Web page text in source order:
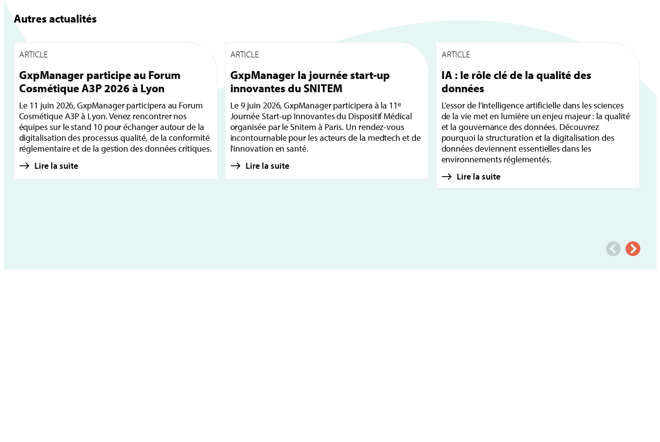
Autres actualités
ARTICLE
GxpManager participe au Forum
Cosmétique A3P 2026 à Lyon
Le 11 juin 2026, GxpManager participera au Forum
Cosmétique A3P à Lyon. Venez rencontrer nos
équipes sur le stand 10 pour échanger autour de la
digitalisation des processus qualité, de la conformité
réglementaire et de la gestion des données critiques.
Lire la suite
ARTICLE
GxpManager la journée start-up
innovantes du SNITEM
Le 9 juin 2026, GxpManager participera à la 11ᵉ
Journée Start-up Innovantes du Dispositif Médical
organisée par le Snitem à Paris. Un rendez-vous
incontournable pour les acteurs de la medtech et de
l'innovation en santé.
Lire la suite
ARTICLE
IA : le rôle clé de la qualité des
données
L’essor de l’intelligence artificielle dans les sciences
de la vie met en lumière un enjeu majeur : la qualité
et la gouvernance des données. Découvrez
pourquoi la structuration et la digitalisation des
données deviennent essentielles dans les
environnements réglementés.
Lire la suite